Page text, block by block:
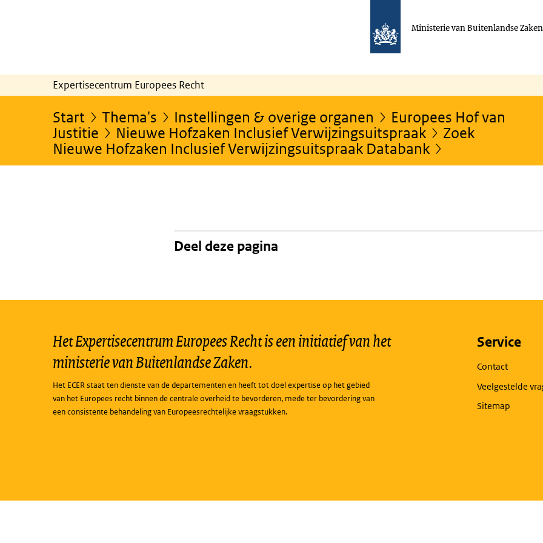
Ministerie van Buitenlandse Zaken
Expertisecentrum Europees Recht
Start Thema's Instellingen & overige organen
Europees Hof van
Justitie
Nieuwe Hofzaken Inclusief Verwijzingsuitspraak
Zoek
Nieuwe Hofzaken Inclusief Verwijzingsuitspraak Databank
Deel deze pagina
Het Expertisecentrum Europees Recht is een initiatief van het
ministerie van Buitenlandse Zaken.
Het ECER staat ten dienste van de departementen en heeft tot doel expertise op het gebied
van het Europees recht binnen de centrale overheid te bevorderen, mede ter bevordering van
een consistente behandeling van Europeesrechtelijke vraagstukken.
Service
Contact
Veelgestelde
Sitemap